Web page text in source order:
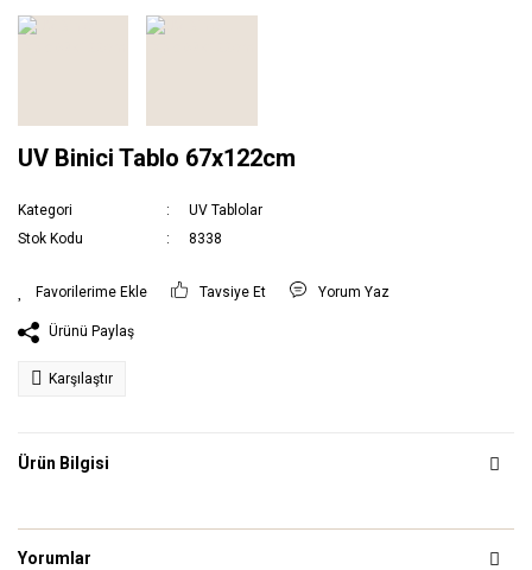
UV Binici Tablo 67x122cm
Kategori
UV Tablolar
Stok Kodu
8338
Tavsiye Et Yorum Yaz
Ürünü Paylaş
Karşılaştır
Ürün Bilgisi
Yorumlar